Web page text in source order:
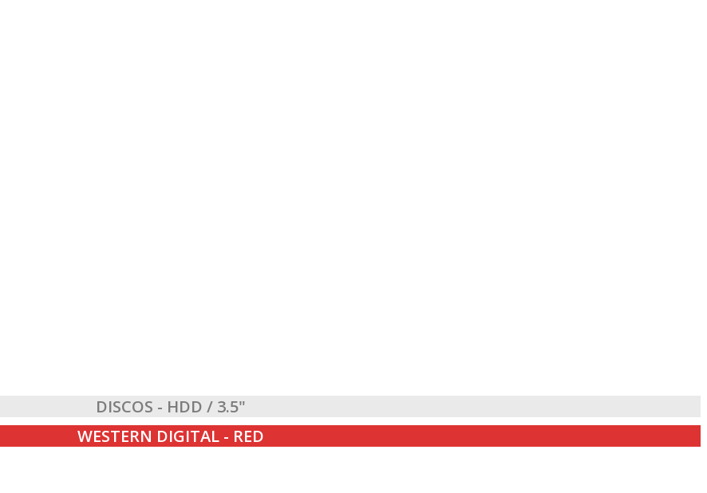
DISCOS - HDD / 3.5"
WESTERN DIGITAL - RED